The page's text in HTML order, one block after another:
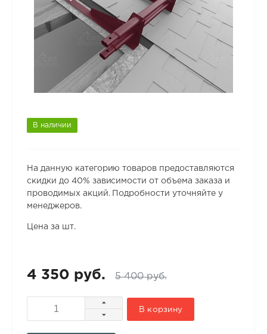
В наличии
На данную категорию товаров предоставляются
скидки до 40% зависимости от объема заказа и
проводимых акций. Подробности уточняйте у
менеджеров.
Цена за шт.
4 350 руб. 5 400 руб.
В корзину